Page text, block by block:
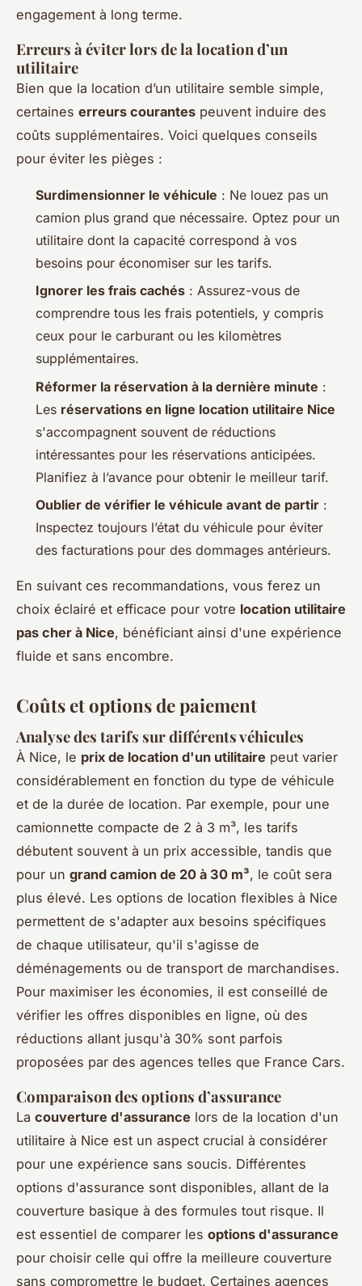
engagement à long terme.
Erreurs à éviter lors de la location d’un
utilitaire
Bien que la location d’un utilitaire semble simple,
certaines erreurs courantes peuvent induire des
coûts supplémentaires. Voici quelques conseils
pour éviter les pièges :
Surdimensionner le véhicule : Ne louez pas un
camion plus grand que nécessaire. Optez pour un
utilitaire dont la capacité correspond à vos
besoins pour économiser sur les tarifs.
Ignorer les frais cachés : Assurez-vous de
comprendre tous les frais potentiels, y compris
ceux pour le carburant ou les kilomètres
supplémentaires.
Réformer la réservation à la dernière minute :
Les réservations en ligne location utilitaire Nice
s'accompagnent souvent de réductions
intéressantes pour les réservations anticipées.
Planifiez à l’avance pour obtenir le meilleur tarif.
Oublier de vérifier le véhicule avant de partir :
Inspectez toujours l’état du véhicule pour éviter
des facturations pour des dommages antérieurs.
En suivant ces recommandations, vous ferez un
choix éclairé et efficace pour votre location utilitaire
pas cher à Nice, bénéficiant ainsi d'une expérience
fluide et sans encombre.
Coûts et options de paiement
Analyse des tarifs sur différents véhicules
À Nice, le prix de location d'un utilitaire peut varier
considérablement en fonction du type de véhicule
et de la durée de location. Par exemple, pour une
camionnette compacte de 2 à 3 m³, les tarifs
débutent souvent à un prix accessible, tandis que
pour un grand camion de 20 à 30 m³, le coût sera
plus élevé. Les options de location flexibles à Nice
permettent de s'adapter aux besoins spécifiques
de chaque utilisateur, qu'il s'agisse de
déménagements ou de transport de marchandises.
Pour maximiser les économies, il est conseillé de
vérifier les offres disponibles en ligne, où des
réductions allant jusqu'à 30% sont parfois
proposées par des agences telles que France Cars.
Comparaison des options d’assurance
La couverture d'assurance lors de la location d'un
utilitaire à Nice est un aspect crucial à considérer
pour une expérience sans soucis. Différentes
options d'assurance sont disponibles, allant de la
couverture basique à des formules tout risque. Il
est essentiel de comparer les options d'assurance
pour choisir celle qui offre la meilleure couverture
sans compromettre le budget. Certaines agences